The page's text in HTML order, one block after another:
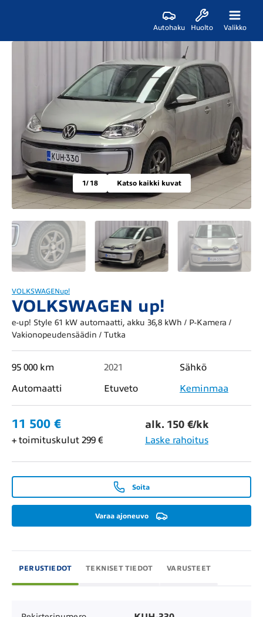
Autohaku Huolto Valikko
1/ 18 Katso kaikki kuvat
VOLKSWAGENup!
VOLKSWAGEN up!
e-up! Style 61 kW automaatti, akku 36,8 kWh / P-Kamera /
Vakionopeudensäädin / Tutka
95 000 km 2021
Sähkö
Automaatti
Etuveto Keminmaa
11 500 € alk. 150 €/kk
+ toimituskulut 299 € Laske rahoitus
Soita
Varaa ajoneuvo
PERUSTIEDOT TEKNISET TIEDOT VARUSTEET